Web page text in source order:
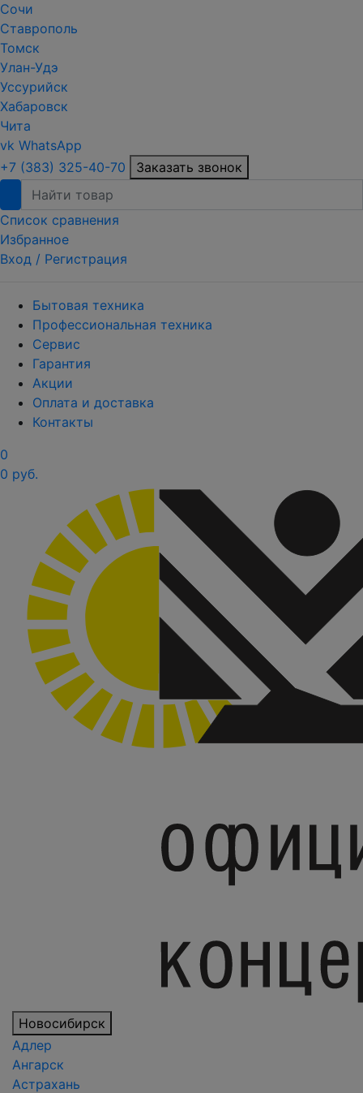
Сочи
Ставрополь
Томск
Улан-Удэ
Уссурийск
Хабаровск
Чита
vk WhatsApp
+7 (383) 325-40-70
Заказать звонок
Список сравнения
Избранное
Вход / Регистрация
Бытовая техника
Профессиональная техника
Сервис
Гарантия
Акции
Оплата и доставка
Контакты
0
0 руб.
Новосибирск
Адлер
Ангарск
Астрахань